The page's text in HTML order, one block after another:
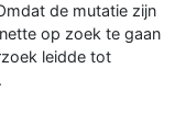
de mutatie zijn
op zoek te gaan
leidde tot